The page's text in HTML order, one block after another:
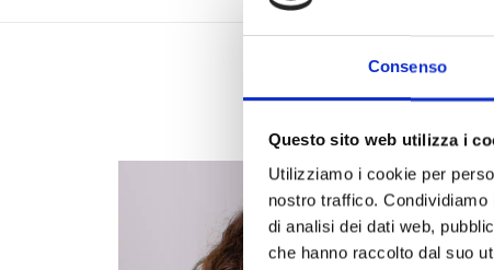
Consenso
Questo sito web utilizza i
Utilizziamo i cookie per
nostro traffico.
di analisi dei dati web,
che hanno raccolto dal suo